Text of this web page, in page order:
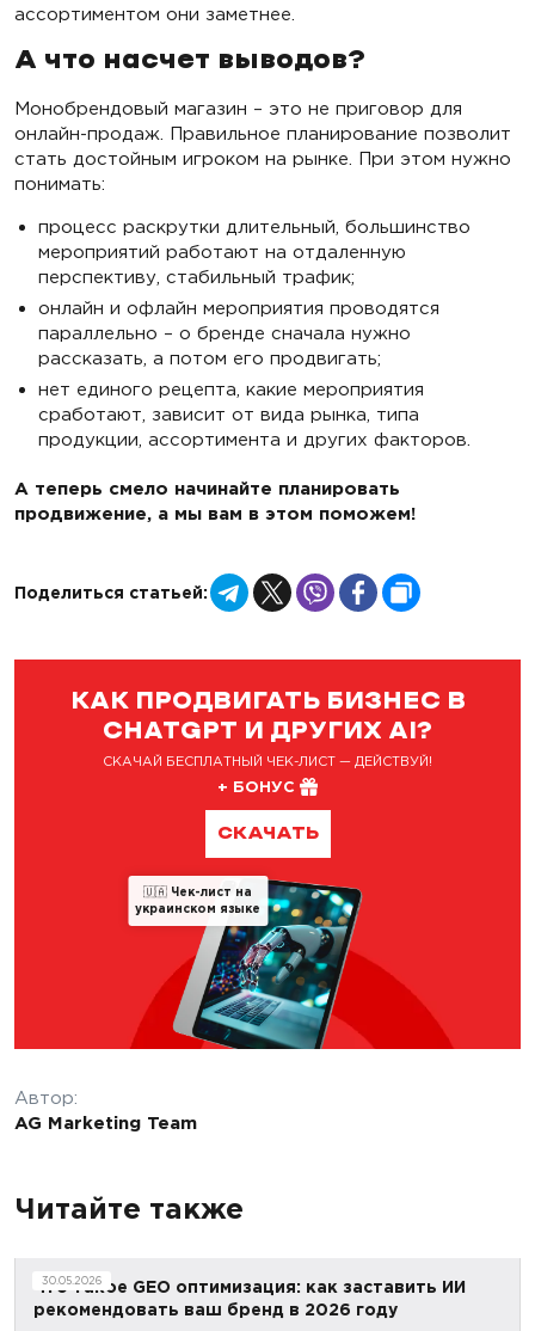
ассортиментом они заметнее.
А что насчет выводов?
Монобрендовый магазин – это не приговор для
онлайн-продаж. Правильное планирование позволит
стать достойным игроком на рынке. При этом нужно
понимать:
процесс раскрутки длительный, большинство
мероприятий работают на отдаленную
перспективу, стабильный трафик;
онлайн и офлайн мероприятия проводятся
параллельно – о бренде сначала нужно
рассказать, а потом его продвигать;
нет единого рецепта, какие мероприятия
сработают, зависит от вида рынка, типа
продукции, ассортимента и других факторов.
А теперь смело начинайте планировать
продвижение, а мы вам в этом поможем!
Поделиться статьей: Telegram
X Viber Facebook
КАК ПРОДВИГАТЬ БИЗНЕС В
CHATGPT И ДРУГИХ AI?
СКАЧАЙ БЕСПЛАТНЫЙ ЧЕК-ЛИСТ — ДЕЙСТВУЙ!
+ БОНУС
СКАЧАТЬ
🇺🇦 Чек-лист на
украинском языке
Автор:
AG Marketing Team
Читайте также
30.05.2026
Что такое GEO оптимизация: как заставить ИИ
рекомендовать ваш бренд в 2026 году